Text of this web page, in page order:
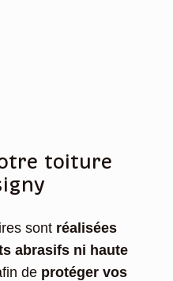
toiture
sont réalisées
abrasifs ni haute
de protéger vos